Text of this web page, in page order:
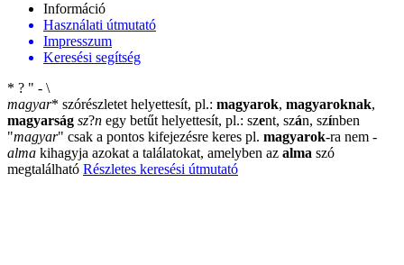
Információ
Használati útmutató
Impresszum
Keresési segítség
* ? " - \
magyar* szórészletet helyettesít, pl.: magyarok, magyaroknak,
magyarság sz?n egy betűt helyettesít, pl.: szent, szán, színben
"magyar" csak a pontos kifejezésre keres pl. magyarok-ra nem -
alma kihagyja azokat a találatokat, amelyben az alma szó
megtalálható Részletes keresési útmutató